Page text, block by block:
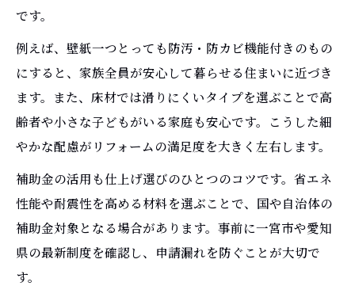
点
リフォーム事前計画で仕上げの満足度を高
める
夫
リフォームの仕上げを決める事前準備の要
点
です。
例えば、壁紙一つとっても防汚・防カビ機能付きのもの
にすると、家族全員が安心して暮らせる住まいに近づき
ます。また、床材では滑りにくいタイプを選ぶことで高
齢者や小さな子どもがいる家庭も安心です。こうした細
やかな配慮がリフォームの満足度を大きく左右します。
補助金の活用も仕上げ選びのひとつのコツです。省エネ
性能や耐震性を高める材料を選ぶことで、国や自治体の
補助金対象となる場合があります。事前に一宮市や愛知
県の最新制度を確認し、申請漏れを防ぐことが大切で
す。